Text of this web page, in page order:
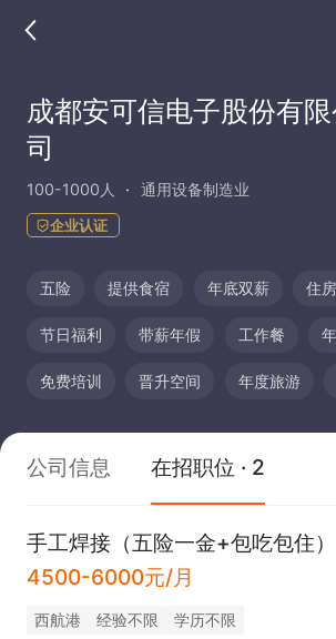
成都安可信电子股份有
司
100-1000人 通用设备制造业
企业认证
五险 提供食宿 年底双薪 住
节日福利 带薪年假 工作餐
免费培训 晋升空间 年度旅游
公司信息 在招职位 · 2
手工焊接（五险一金+包吃包住）
4500-6000元/月
西航港 经验不限 学历不限